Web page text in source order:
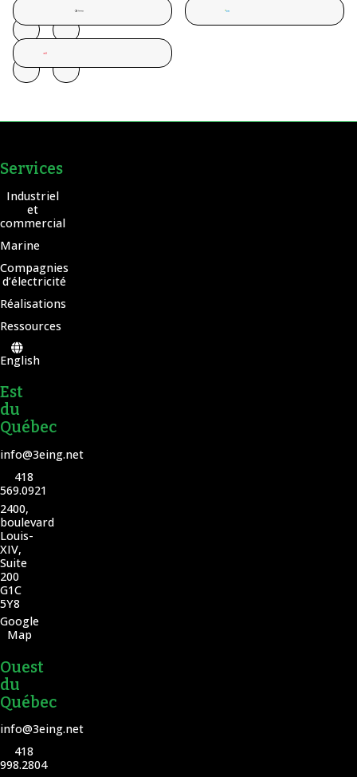
Services
Industriel
et
commercial
Marine
Compagnies
d’électricité
Réalisations
Ressources
English
Est
du
Québec
info@3eing.net
418
569.0921
2400,
boulevard
Louis-
XIV,
Suite
200
G1C
5Y8
Google
Map
Ouest
du
Québec
info@3eing.net
418
998.2804